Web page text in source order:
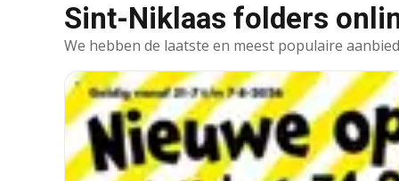
Sint-Niklaas folders
We hebben de laatste en meest populaire